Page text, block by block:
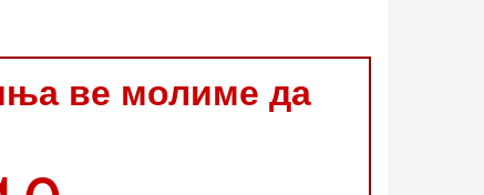
ве молиме да